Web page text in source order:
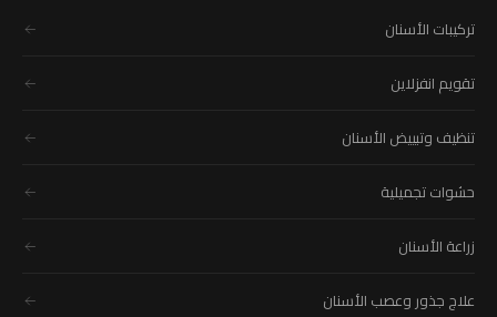
تركيبات الأسنان
تقويم انفزلاين
تنظيف وتبييض الأسنان
حشوات تجميلية
زراعة الأسنان
علاج جذور وعصب الأسنان